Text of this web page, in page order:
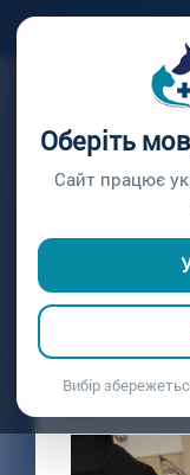
Оберіть
Сайт працює
Вибір
13.06.2021